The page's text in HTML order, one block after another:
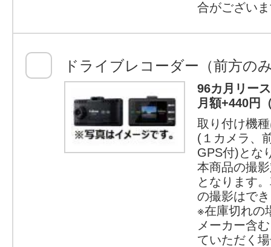
合がござい
ドライブレコーダー（前方の
96カ月リー
月額+440円
取り付け機
(１カメラ、
GPS付)とな
本商品の撮
となります
の撮影はで
※在庫切れの
メーカー含
ていただく